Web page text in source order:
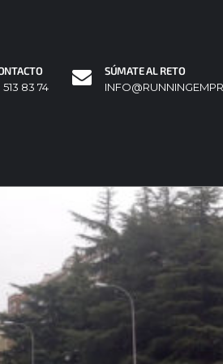
513 83 74
SÚMATE AL RETO